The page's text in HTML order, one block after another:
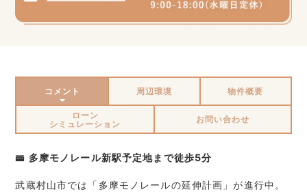
コメント 周辺環境 物件概要
ローン
シミュレーション
お問い合わせ
🚟 多摩モノレール新駅予定地まで徒歩5分
武蔵村山市では「多摩モノレールの延伸計画」が進行中。